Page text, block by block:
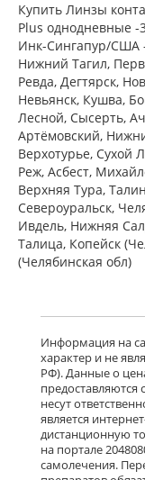
Купить Линзы
Plus однодневные -
Инк-Сингапур/США
Нижний Тагил,
Ревда, Дегтярск,
Невьянск, Кушва,
Лесной, Сысерть,
Артёмовский,
Верхотурье, Сухой
Реж, Асбест,
Верхняя Тура,
Североуральск,
Ивдель, Нижняя
Талица, Копейск
(Челябинская обл)
Информация на
характер и не
РФ). Данные о
несут
является
дистанционную
на портале
самолечения.